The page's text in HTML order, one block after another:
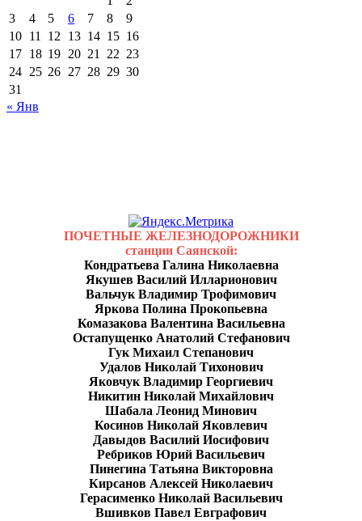
3
4 5 6 7 8
9
10 11 12 13 14 15 16
17 18 19 20 21 22 23
24 25 26 27 28 29 30
31
« Янв
ПОЧЕТНЫЕ ЖЕЛЕЗНОДОРОЖНИКИ
станции Саянской:
Кондратьева Галина Николаевна
Якушев Василий Илларионович
Вальчук Владимир Трофимович
Яркова Полина Прокопьевна
Комазакова Валентина Васильевна
Остапущенко Анатолий Стефанович
Гук Михаил Степанович
Удалов Николай Тихонович
Яковчук Владимир Георгиевич
Никитин Николай Михайлович
Шабала Леонид Минович
Косинов Николай Яковлевич
Давыдов Василий Иосифович
Ребриков Юрий Васильевич
Пинегина Татьяна Викторовна
Кирсанов Алексей Николаевич
Герасименко Николай Васильевич
Вшивков Павел Евграфович